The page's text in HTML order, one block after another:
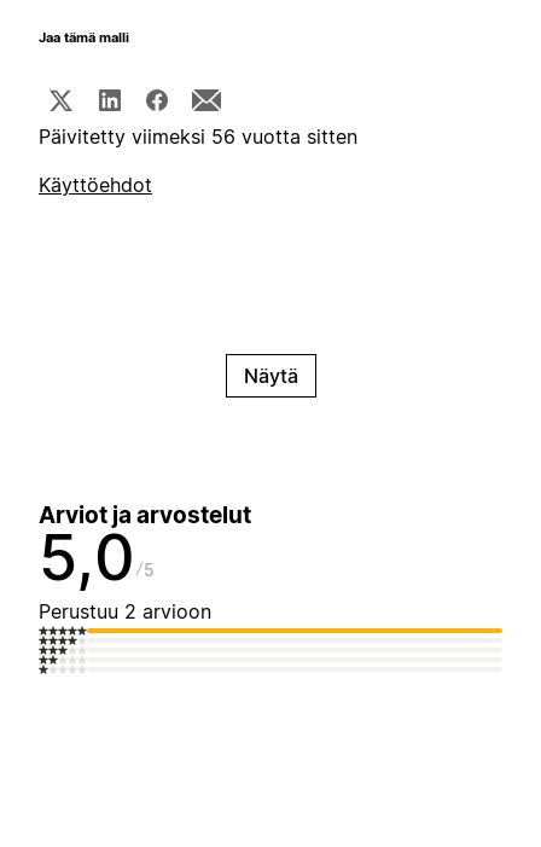
Jaa tämä malli
Päivitetty viimeksi 56 vuotta sitten
Käyttöehdot
Näytä
Arviot ja arvostelut
5,0 5
Perustuu 2 arvioon